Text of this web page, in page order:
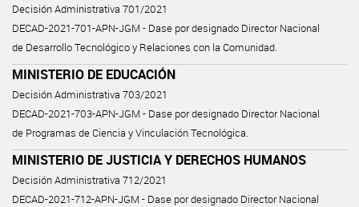
Decisión Administrativa 701/2021
DECAD-2021-701-APN-JGM - Dase por designado Director Nacional
de Desarrollo Tecnológico y Relaciones con la Comunidad.
MINISTERIO DE EDUCACIÓN
Decisión Administrativa 703/2021
DECAD-2021-703-APN-JGM - Dase por designado Director Nacional
de Programas de Ciencia y Vinculación Tecnológica.
MINISTERIO DE JUSTICIA Y DERECHOS HUMANOS
Decisión Administrativa 712/2021
DECAD-2021-712-APN-JGM - Dase por designado Director Nacional